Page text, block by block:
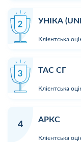
УНІКА
Клієнтська
ТАС СГ
Клієнтська
4
АРКС
Клієнтська